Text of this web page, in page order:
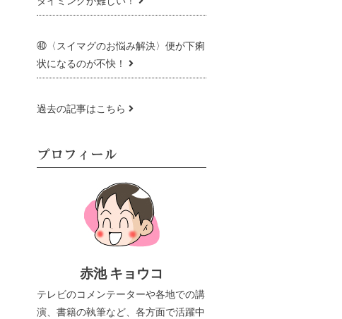
㊵〈スイマグのお悩み解決〉便が下痢
状になるのが不快！
過去の記事はこちら
プロフィール
赤池 キョウコ
テレビのコメンテーターや各地での講
演、書籍の執筆など、各方面で活躍中